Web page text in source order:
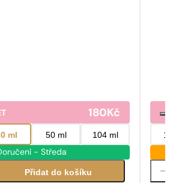
180Kč
ml 50 ml 104 ml
- Středa
Přidat do košíku